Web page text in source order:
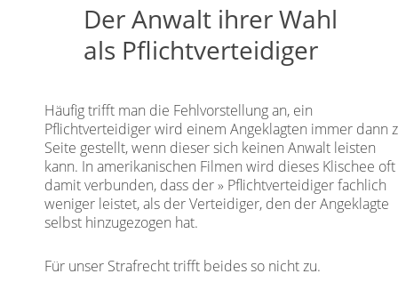
Der Anwalt ihrer Wahl
als Pflichtverteidiger
Häufig trifft man die Fehlvorstellung an, ein
Pflichtverteidiger wird einem Angeklagten immer dann
Seite gestellt, wenn dieser sich keinen Anwalt leisten
kann. In amerikanischen Filmen wird dieses Klischee oft
damit verbunden, dass der Pflichtverteidigerfachlich
weniger leistet, als der Verteidiger, den der Angeklagte
selbst hinzugezogen hat.
Für unser Strafrecht trifft beides so nicht zu.